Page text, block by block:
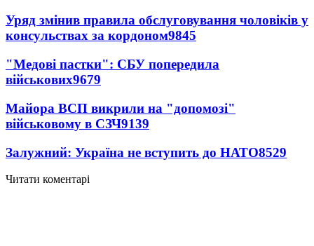
Уряд змінив правила обслуговування чоловіків у
консульствах за кордоном9845
"Медові пастки": СБУ попередила
військових9679
Майора ВСП викрили на "допомозі"
військовому в СЗЧ9139
Залужний: Україна не вступить до НАТО8529
Читати коментарі